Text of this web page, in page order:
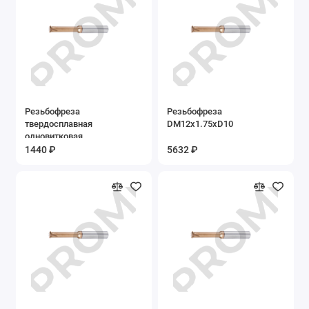
Резьбофреза
твердосплавная
одновитковая
DM1.4*0.3*D4
1440 ₽
Резьбофреза
DM12x1.75xD10
5632 ₽